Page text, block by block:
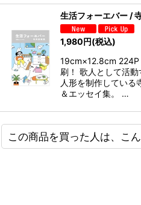
生活フォーエバー /
1,980円(税込)
19cm×12.8cm 224P
刷！ 歌人として活
人形を制作している
＆エッセイ集。 …
この商品を買った人は、こ